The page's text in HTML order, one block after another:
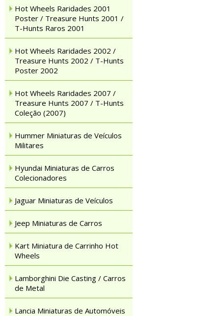
Hot Wheels Raridades 2001
Poster / Treasure Hunts 2001 /
T-Hunts Raros 2001
Hot Wheels Raridades 2002 /
Treasure Hunts 2002 / T-Hunts
Poster 2002
Hot Wheels Raridades 2007 /
Treasure Hunts 2007 / T-Hunts
Coleção (2007)
Hummer Miniaturas de Veículos
Militares
Hyundai Miniaturas de Carros
Colecionadores
Jaguar Miniaturas de Veículos
Jeep Miniaturas de Carros
Kart Miniatura de Carrinho Hot
Wheels
Lamborghini Die Casting / Carros
de Metal
Lancia Miniaturas de Automóveis